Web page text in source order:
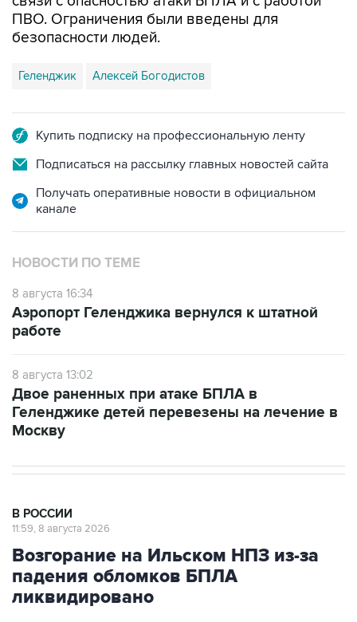
ПВО. Ограничения были введены для
безопасности людей.
Геленджик Алексей Богодистов
Купить подписку на профессиональную ленту
Подписаться на рассылку главных новостей сайта
Получать оперативные новости в официальном
канале
НОВОСТИ ПО ТЕМЕ
8 августа 16:34
Аэропорт Геленджика вернулся к штатной
работе
8 августа 13:02
Двое раненных при атаке БПЛА в
Геленджике детей перевезены на лечение в
Москву
В РОССИИ
11:59, 8 августа 2026
Возгорание на Ильском НПЗ из-за
падения обломков БПЛА
ликвидировано